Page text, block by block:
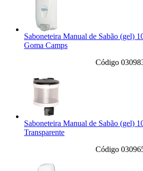
Saboneteira Manual de Sabão (gel)
Goma Camps
Código
Saboneteira Manual de Sabão (gel)
Transparente
Código